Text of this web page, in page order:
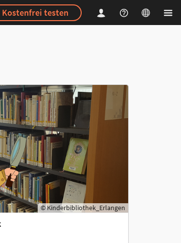
Kostenfrei testen
© Kinderbibliothek_Erlangen